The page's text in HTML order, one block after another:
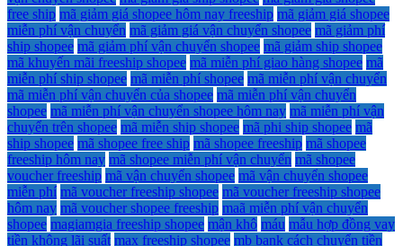
free ship mã giảm giá shopee hôm nay freeship mã giảm giá shopee
miễn phí vận chuyển mã giảm giá vận chuyển shopee mã giảm phí
ship shopee mã giảm phí vận chuyển shopee mã giảm ship shopee
mã khuyến mãi freeship shopee mã miễn phí giao hàng shopee mã
miễn phí ship shopee mã miễn phí shopee mã miễn phí vận chuyển
mã miễn phí vận chuyển của shopee mã miễn phí vận chuyển
shopee mã miễn phí vận chuyển shopee hôm nay mã miễn phí vận
chuyển trên shopee mã miễn ship shopee mã phi ship shopee mã
ship shopee mã shopee free ship mã shopee freeship mã shopee
freeship hôm nay mã shopee miễn phí vận chuyển mã shopee
voucher freeship mã vận chuyển shopee mã vận chuyển shopee
miễn phí mã voucher freeship shopee mã voucher freeship shopee
hôm nay mã voucher shopee freeship maã miễn phí vận chuyển
shopee magiamgia freeship shopee mận khô máu mẫu hợp đồng vay
tiền không lãi suất max freeship shopee mb bank cách chuyển tiền